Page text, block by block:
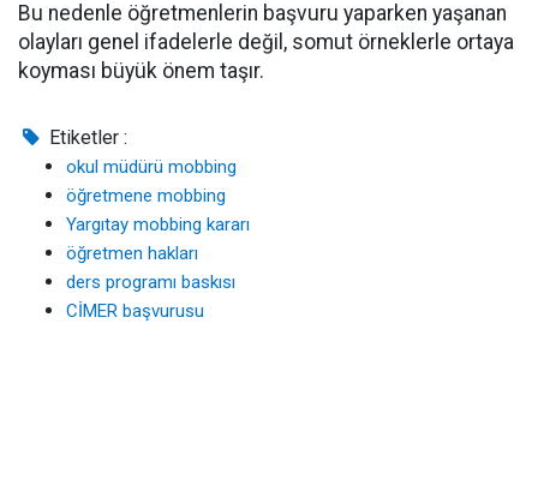
Bu nedenle öğretmenlerin başvuru yaparken yaşanan
olayları genel ifadelerle değil, somut örneklerle ortaya
koyması büyük önem taşır.
Etiketler :
okul müdürü mobbing
öğretmene mobbing
Yargıtay mobbing kararı
öğretmen hakları
ders programı baskısı
CİMER başvurusu